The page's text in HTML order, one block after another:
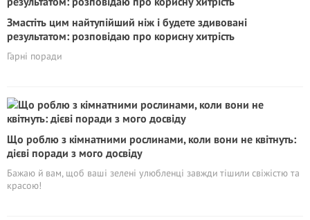
Змастіть цим найтупійший ніж і будете здивовані
результатом: розповідаю про корисну хитрість
Гарні поради
Що роблю з кімнатними рослинами, коли вони не квітнуть:
дієві поради з мого досвіду
Бажаю й вам, щоб ваші зелені улюбленці завжди тішили свіжістю та
красою!